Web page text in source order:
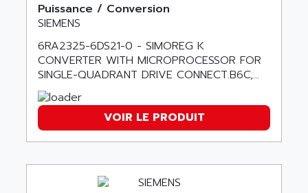
SMARTDRIVE VF1000
NUMECOR
MINICOR
631
DBS
ESG
TP27
MOVIDRIVE
AMTE
AMX
ANAHEIM AUTOMATION
ANALOG
ANALOG DEVICES
ANALOGIC
ANALOX
ANCA
Puissance / Conversion
SIEMENS
6RA2325-6DS21-0 - SIMOREG K
CONVERTER WITH MICROPROCESSOR FOR
SINGLE-QUADRANT DRIVE CONNECT.B6C,...
VOIR LE PRODUIT